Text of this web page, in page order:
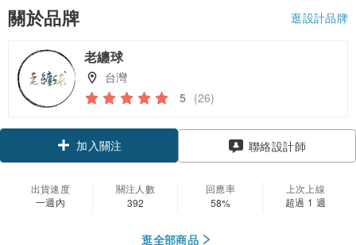
關於品牌 逛設計品牌
老纏球
台灣
5 (26)
加入關注 聯絡設計師
出貨速度
一週內
關注人數
392
回應率
58%
上次上線
超過 1 週
逛全部商品